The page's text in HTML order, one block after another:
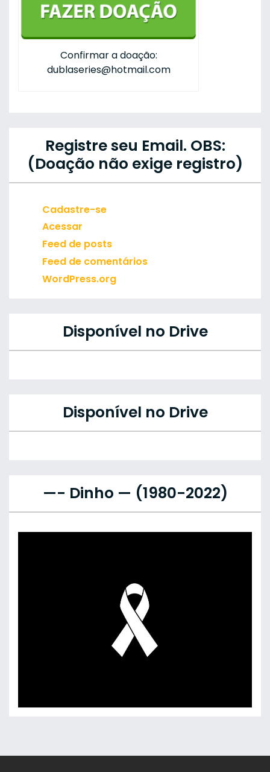
Confirmar a doação:
dublaseries@hotmail.com
Registre seu Email. OBS:
(Doação não exige registro)
Cadastre-se
Acessar
Feed de posts
Feed de comentários
WordPress.org
Disponível no Drive
Disponível no Drive
—- Dinho — (1980-2022)